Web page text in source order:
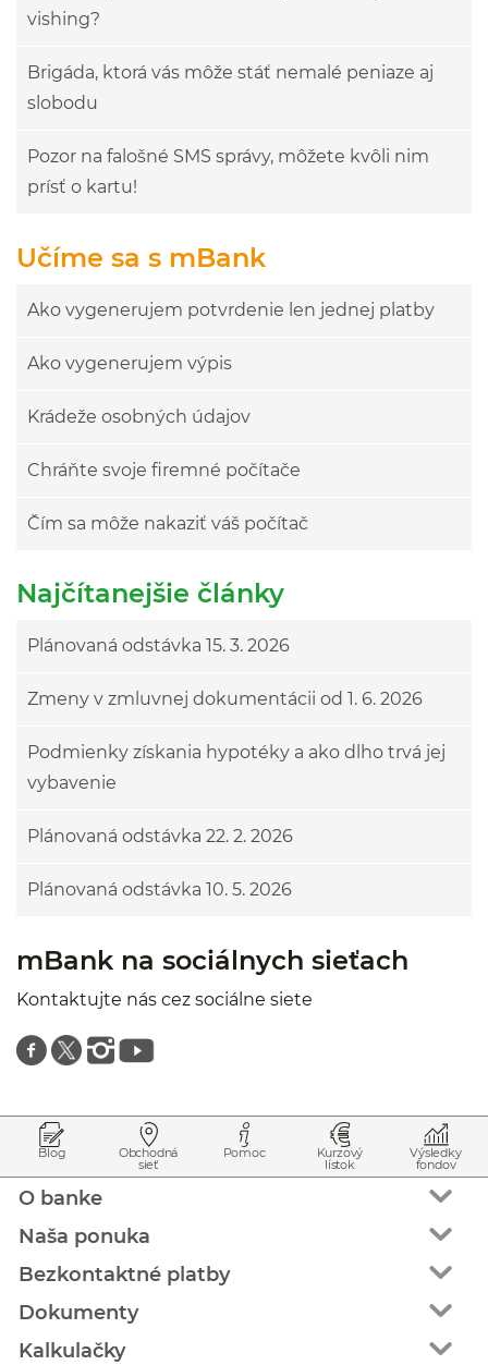
vishing?
Brigáda, ktorá vás môže stáť nemalé peniaze aj
slobodu
Pozor na falošné SMS správy, môžete kvôli nim
prísť o kartu!
Učíme sa s mBank
Ako vygenerujem potvrdenie len jednej platby
Ako vygenerujem výpis
Krádeže osobných údajov
Chráňte svoje firemné počítače
Čím sa môže nakaziť váš počítač
Najčítanejšie články
Plánovaná odstávka 15. 3. 2026
Zmeny v zmluvnej dokumentácii od 1. 6. 2026
Podmienky získania hypotéky a ako dlho trvá jej
vybavenie
Plánovaná odstávka 22. 2. 2026
Plánovaná odstávka 10. 5. 2026
mBank na sociálnych sieťach
Kontaktujte nás cez sociálne siete
Znajdź nas na facebooku
Znajdź nas na twitterze
Znajdź nas na instagramie
Znajdź nas na youtube
Blog Obchodná
sieť
Pomoc Kurzový
lístok
Výsledky
fondov
O banke
Naša ponuka
Bezkontaktné platby
Dokumenty
Kalkulačky